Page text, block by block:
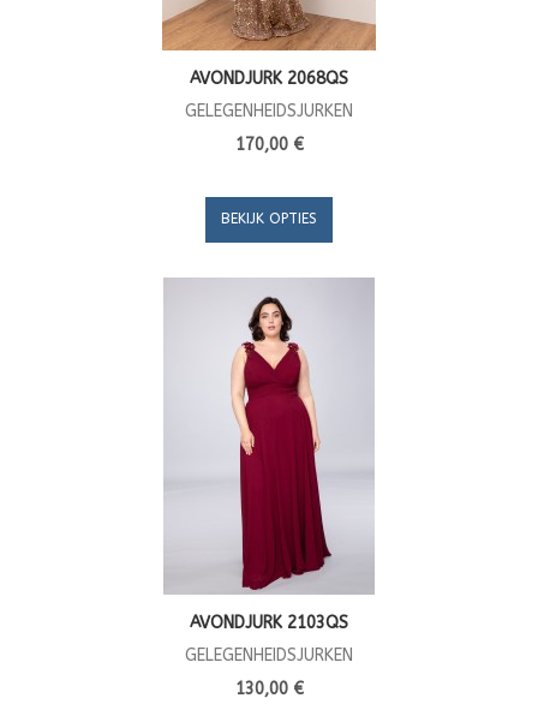
AVONDJURK 2068QS
GELEGENHEIDSJURKEN
170,00 €
BEKIJK OPTIES
AVONDJURK 2103QS
GELEGENHEIDSJURKEN
130,00 €